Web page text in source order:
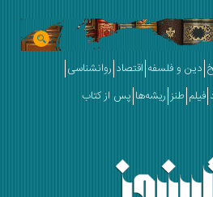
فلسفه اقتصاد روانشناسی
ریشه‌ها پس از کتاب